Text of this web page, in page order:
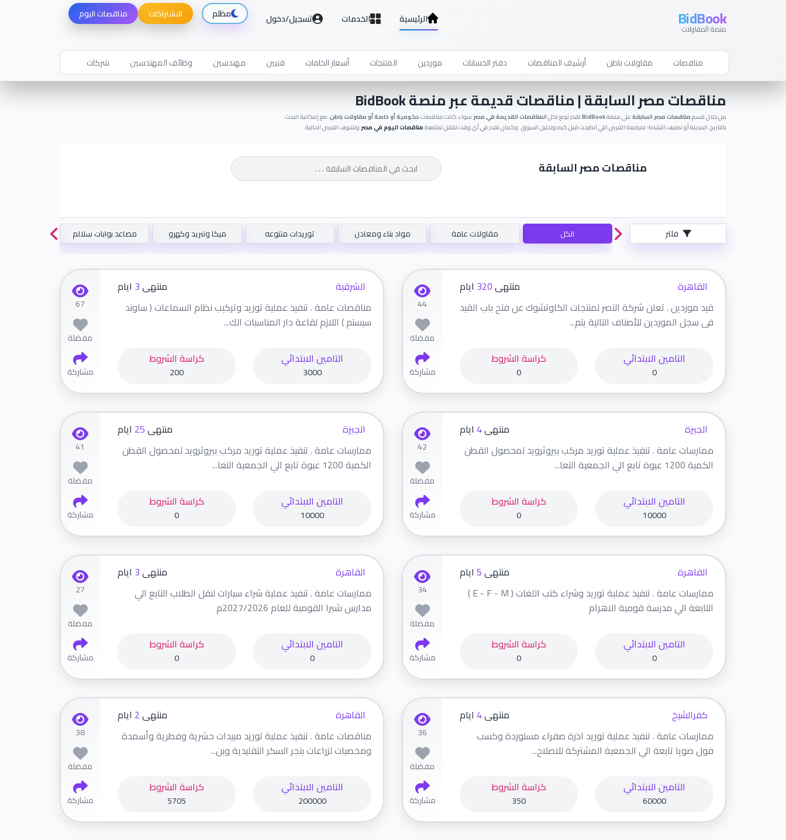
BidBook
منصة المقاولات
الرئيسية الخدمات تسجيل/دخول مظلم الاشتراكات مناقصات اليوم
مناقصات مقاولات باطن أرشيف المناقصات دفتر الحسابات موردين المنتجات أسعار الخامات فنيين مهندسين وظائف المهندسين شركات
مناقصات مصر السابقة | مناقصات قديمة عبر منصة BidBook
من خلال قسممناقصات مصر السابقةعلى منصةBidBookتقدر ترجع لكلالمناقصات القديمة في مصرسواء كانت مناقصاتحكومية أو خاصة أو مقاولات باطن، مع إمكانية البحث
بالتاريخ، المدينة أو تصنيف النشاط؛ لمراجعة الفرص اللي اتطرحت قبل كده وتحليل السوق. وكمان تقدر في أي وقت تنتقل لمتابعةمناقصات اليوم في مصروتشوف الفرص الحالية.
مناقصات مصر السابقة
فلتر الكل مقاولات عامة مواد بناء ومعادن توريدات متنوعه ميكا وتبريد وكهرو مصاعد بوابات سلالم
القاهرة منتهى320 ايام
قيد موردين . تعلن شركة النصر لمنتجات الكاوتشوك عن فتح باب القيد
فى سجل الموردين للأصناف التالية يتم...
التامين الابتدائي
0
كراسة الشروط
0
44
مفضلة
مشاركة
الشرقية منتهى3 ايام
مناقصات عامة . تنفيذ عملية توريد وتركيب نظام السماعات ( ساوند
سيستم ) اللازم لقاعة دار المناسبات الك...
التامين الابتدائي
3000
كراسة الشروط
200
67
مفضلة
مشاركة
الجيزة منتهى4 ايام
ممارسات عامة . تنفيذ عملية توريد مركب بيروثرويد لمحصول القطن
الكمية 1200 عبوة تابع الي الجمعية التعا...
التامين الابتدائي
10000
كراسة الشروط
0
42
مفضلة
مشاركة
الجيزة منتهى25 ايام
ممارسات عامة . تنفيذ عملية توريد مركب بيروثرويد لمحصول القطن
الكمية 1200 عبوة تابع الي الجمعية التعا...
التامين الابتدائي
10000
كراسة الشروط
0
41
مفضلة
مشاركة
القاهرة منتهى5 ايام
ممارسات عامة . تنفيذ عملية توريد وشراء كتب اللغات ( E - F - M )
التابعة الي مدرسة قومية الاهرام
التامين الابتدائي
0
كراسة الشروط
0
34
مفضلة
مشاركة
القاهرة منتهى3 ايام
ممارسات عامة . تنفيذ عملية شراء سيارات لنقل الطلاب التابع الي
مدارس شبرا القومية للعام 2027/2026م
التامين الابتدائي
0
كراسة الشروط
0
27
مفضلة
مشاركة
كفرالشيخ منتهى4 ايام
ممارسات عامة . تنفيذ عملية توريد اذرة صفراء مستوردة وكسب
فول صويا تابعة الي الجمعية المشتركة للاصلاح...
التامين الابتدائي
60000
كراسة الشروط
350
36
مفضلة
مشاركة
القاهرة منتهى2 ايام
مناقصات عامة . تنفيذ عملية توريد مبيدات حشرية وفطرية وأسمدة
ومخصبات لزراعات بنجر السكر التقليدية وبن...
التامين الابتدائي
200000
كراسة الشروط
5705
38
مفضلة
مشاركة